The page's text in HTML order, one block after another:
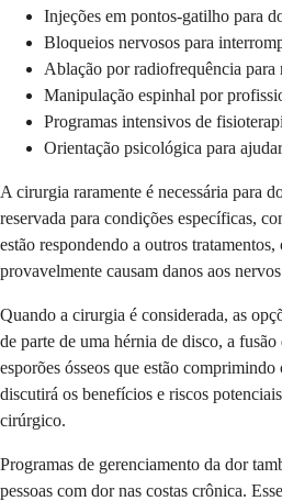
Injeções em pontos-gatilho para
Bloqueios nervosos para
Ablação por radiofrequência para
Manipulação espinhal por
Programas intensivos de
Orientação psicológica para
A cirurgia raramente é necessária para
reservada para condições específicas,
estão respondendo a outros
provavelmente causam danos aos
Quando a cirurgia é considerada, as
de parte de uma hérnia de disco, a
esporões ósseos que estão
discutirá os benefícios e riscos
cirúrgico.
Programas de gerenciamento da dor
pessoas com dor nas costas crônica.